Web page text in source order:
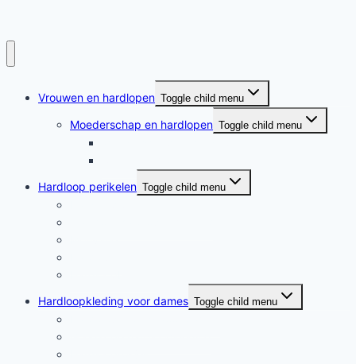
Vrouwen en hardlopen Toggle child menu
Moederschap en hardlopen Toggle child menu
Hardloop perikelen Toggle child menu
Hardloopkleding voor dames Toggle child menu